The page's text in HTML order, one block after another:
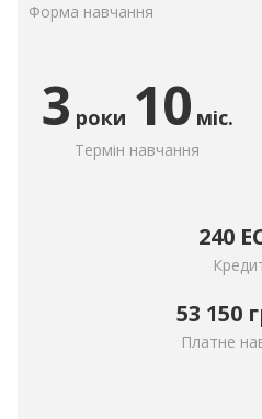
Форма навчання
3 роки 10 міс.
Термін навчання
240
53 150
Платне